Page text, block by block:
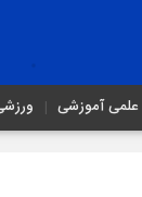
علمی آموزشی